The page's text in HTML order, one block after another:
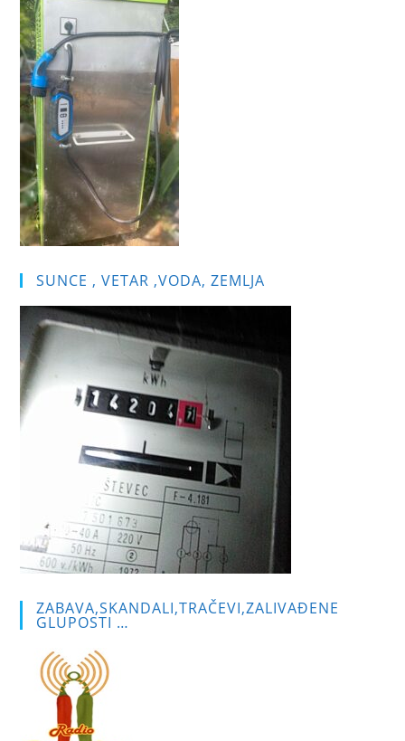
SUNCE , VETAR ,VODA, ZEMLJA
ZABAVA,SKANDALI,TRAČEVI,ZALIVAĐENE
GLUPOSTI …